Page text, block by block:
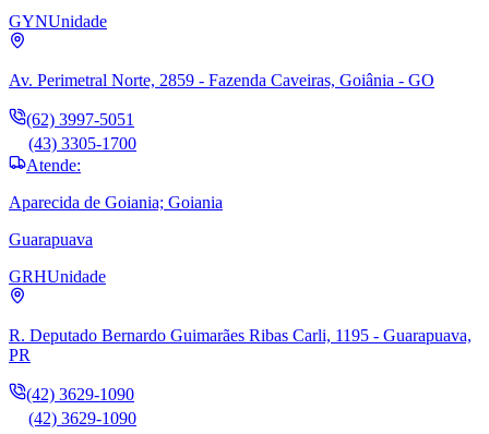
GYNUnidade
Av. Perimetral Norte, 2859 - Fazenda Caveiras, Goiânia - GO
(62) 3997-5051
(43) 3305-1700
Atende:
Aparecida de Goiania; Goiania
Guarapuava
GRHUnidade
R. Deputado Bernardo Guimarães Ribas Carli, 1195 - Guarapuava,
PR
(42) 3629-1090
(42) 3629-1090